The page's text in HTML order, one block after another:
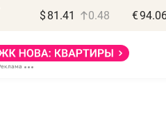
$ 81.41 0.48 €